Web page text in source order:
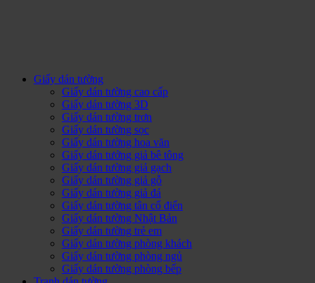
Giấy dán tường
Giấy dán tường cao cấp
Giấy dán tường 3D
Giấy dán tường trơn
Giấy dán tường sọc
Giấy dán tường hoa văn
Giấy dán tưởng giả bê tông
Giấy dán tường giả gạch
Giấy dán tường giả gỗ
Giấy dán tường giả đá
Giấy dán tường tân cổ điển
Giấy dán tường Nhật Bản
Giấy dán tường trẻ em
Giấy dán tường phòng khách
Giấy dán tường phòng ngủ
Giấy dán tường phòng bếp